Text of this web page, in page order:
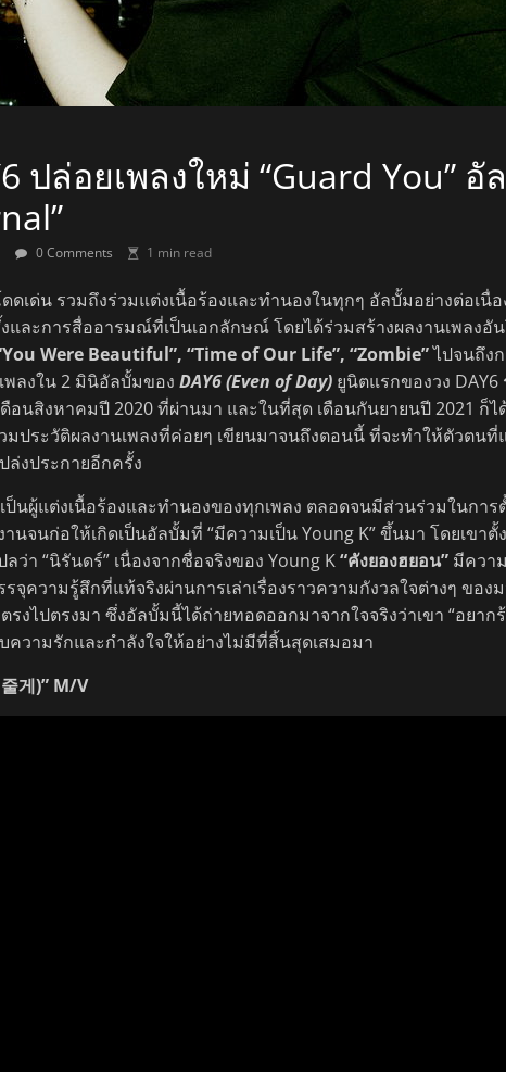
ปล่อยเพลงใหม่ “Guard You” อั
0 Comments 1 min read
ดเด่น รวมถึงร่วมแต่งเนื้อร้องและทำนองในทุกๆ อัลบั้มอย่างต่อเนื่
ละการสื่ออารมณ์ที่เป็นเอกลักษณ์ โดยได้ร่วมสร้างผลงานเพลงอั
Were Beautiful”, “Time of Our Life”, “Zombie”ไปจนถึง
พลงใน 2 มินิอัลบั้มของ DAY6 (Even of Day) ยูนิตแรกของวง DAY6
ดือนสิงหาคมปี 2020 ที่ผ่านมา และในที่สุด เดือนกันยายนปี 2021 ก็ไ
ประวัติผลงานเพลงที่ค่อยๆ เขียนมาจนถึงตอนนี้ ที่จะทำให้ตัวตนที่
ล่งประกายอีกครั้ง
ป็นผู้แต่งเนื้อร้องและทำนองของทุกเพลง ตลอดจนมีส่วนร่วมในการ
จนก่อให้เกิดเป็นอัลบั้มที่ “มีความเป็น Young K” ขึ้นมา โดยเขาตั้
ว่า “นิรันดร์” เนื่องจากชื่อจริงของ Young K“คังยองฮยอน” มีควา
รจุความรู้สึกที่แท้จริงผ่านการเล่าเรื่องราวความกังวลใจต่างๆ ของ
งไปตรงมา ซึ่งอัลบั้มนี้ได้ถ่ายทอดออกมาจากใจจริงว่าเขา “อยาก
วามรักและกำลังใจให้อย่างไม่มีที่สิ้นสุดเสมอมา
게)” M/V